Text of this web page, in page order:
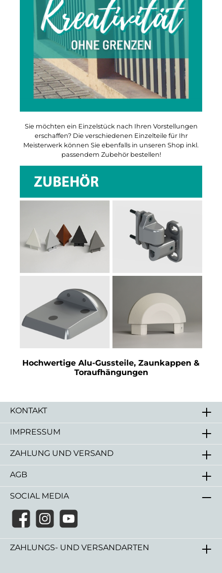
Sie möchten ein Einzelstück nach Ihren Vorstellungen
erschaffen? Die verschiedenen Einzelteile für Ihr
Meisterwerk können Sie ebenfalls in unseren Shop inkl.
passendem Zubehör bestellen!
Hochwertige Alu-Gussteile, Zaunkappen &
Toraufhängungen
KONTAKT
IMPRESSUM
ZAHLUNG UND VERSAND
AGB
ZAHLUNGS- UND VERSANDARTEN
SOCIAL MEDIA